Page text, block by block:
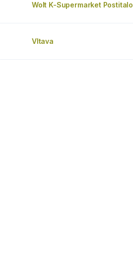
Wolt K-Supermarket Postitalo
Vltava